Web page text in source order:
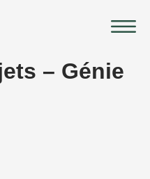
Main
Menu
– Génie